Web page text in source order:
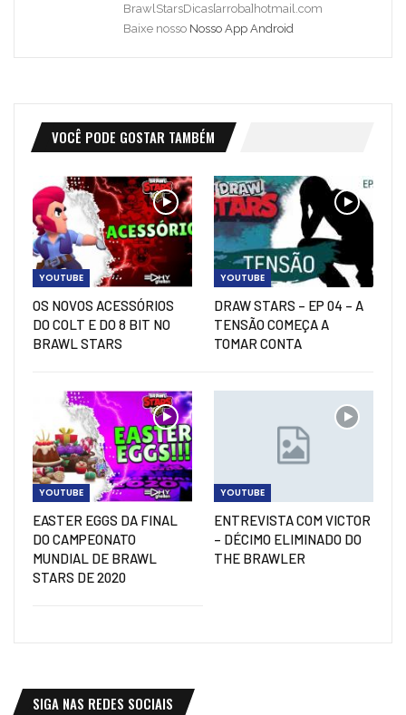
BrawlStarsDicas[arroba]hotmail.com
Baixe nosso Nosso App Android
VOCÊ PODE GOSTAR TAMBÉM
YOUTUBE
OS NOVOS ACESSÓRIOS
DO COLT E DO 8 BIT NO
BRAWL STARS
YOUTUBE
DRAW STARS – EP 04 – A
TENSÃO COMEÇA A
TOMAR CONTA
YOUTUBE
EASTER EGGS DA FINAL
DO CAMPEONATO
MUNDIAL DE BRAWL
STARS DE 2020
YOUTUBE
ENTREVISTA COM VICTOR
– DÉCIMO ELIMINADO DO
THE BRAWLER
SIGA NAS REDES SOCIAIS